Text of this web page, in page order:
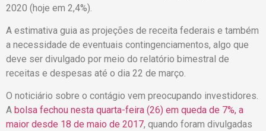
2020 (hoje em 2,4%).
A estimativa guia as projeções de receita federais e também
a necessidade de eventuais contingenciamentos, algo que
deve ser divulgado por meio do relatório bimestral de
receitas e despesas até o dia 22 de março.
O noticiário sobre o contágio vem preocupando investidores.
A bolsa fechou nesta quarta-feira (26) em queda de 7%, a
maior desde 18 de maio de 2017, quando foram divulgadas